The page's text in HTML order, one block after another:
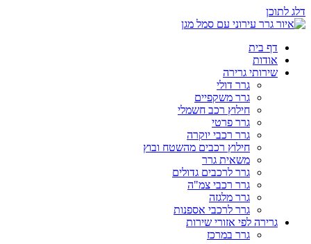
דלג לתוכן
דף בית
אודות
שירותי גרירה
גרר דולי
גרר משקפיים
חילוץ רכב חשמלי
גרר פרטי
גרר רכבי יוקרה
חילוץ רכבים מהשטח ובוץ
משאית גרר
גרר לרכבים גדולים
גרר רכבי צמ"ה
גרר מלגזה
גרר לרכבי אספנות
גרירה לפי אזורי שירות
גרר במרכז